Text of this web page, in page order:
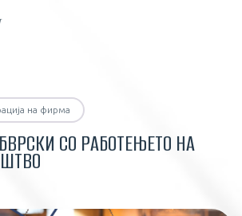
на фирма
СО РАБОТЕЊЕТО НА